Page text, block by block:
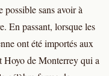
sans avoir à
En passant, lorsque les
ont été importés aux
Hoyo de Monterrey qui a